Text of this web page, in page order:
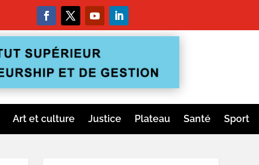
Art et culture Justice Plateau Santé Sport